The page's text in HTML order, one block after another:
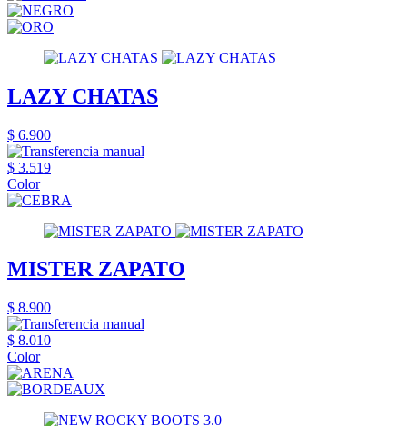
LAZY CHATAS
$ 6.900
$ 3.519
Color
MISTER ZAPATO
$ 8.900
$ 8.010
Color